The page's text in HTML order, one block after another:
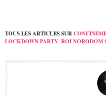
TOUS LES ARTICLES SUR
LOCKDOWN PARTY, ROI NORODOM